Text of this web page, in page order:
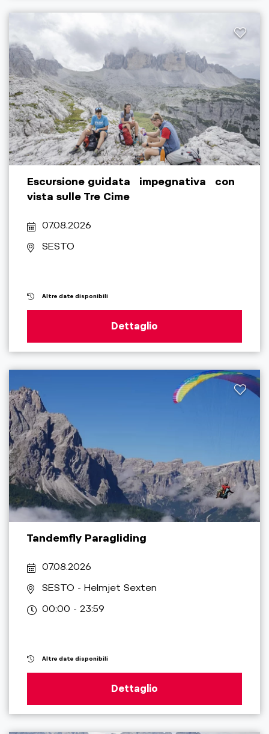
Escursione guidata impegnativa con
vista sulle Tre Cime
07.08.2026
SESTO
Altre date disponibili
Dettaglio
Tandemfly Paragliding
07.08.2026
SESTO - Helmjet Sexten
00:00 - 23:59
Altre date disponibili
Dettaglio